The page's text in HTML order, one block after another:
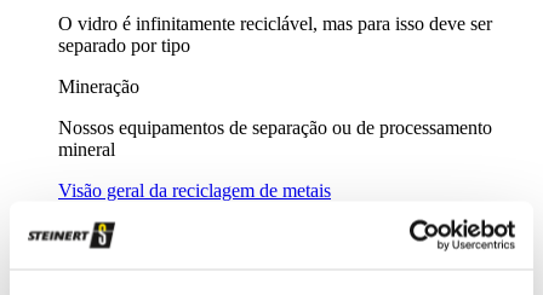
O vidro é infinitamente reciclável, mas para isso deve ser
separado por tipo
Mineração
Nossos equipamentos de separação ou de processamento
mineral
Visão geral da reciclagem de metais
Soluções inovadoras e baseadas em sensores fornecem alta
capacidade de separação, proporcionando uma reciclagem de